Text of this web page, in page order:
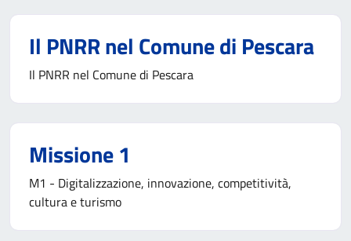
Il PNRR nel Comune di Pescara
Il PNRR nel Comune di Pescara
Missione 1
M1 - Digitalizzazione, innovazione, competitività,
cultura e turismo